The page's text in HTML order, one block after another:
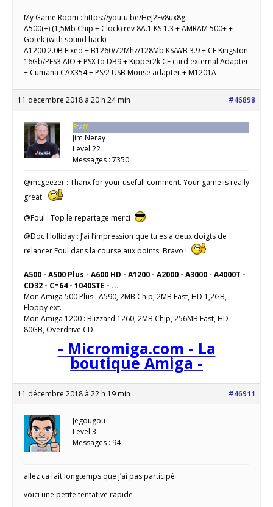
My Game Room : https://youtu.be/HeJ2Fv8ux8g
A500(+) (1,5Mb Chip + Clock) rev 8A.1 KS 1.3 + AMRAM 500+ +
Gotek (with sound hack)
A1200 2.0B Fixed + B1260/72Mhz/128Mb KS/WB 3.9 + CF Kingston
16Gb/PFS3 AIO + PSX to DB9 + Kipper2k CF card external Adapter
+ Cumana CAX354 + PS/2 USB Mouse adapter + M1201A
11 décembre 2018 à 20 h 24 min #46898
Staff
Jim Neray
Level 22
Messages : 7350
@mcgeezer : Thanx for your usefull comment. Your game is really
great.
@Foul : Top le repartage merci
@Doc Holliday : J’ai l’impression que tu es a deux doigts de
relancer Foul dans la course aux points. Bravo !
A500 - A500 Plus - A600 HD - A1200 - A2000 - A3000 - A4000T -
CD32 - C=64 - 1040STE - ...
Mon Amiga 500 Plus : A590, 2MB Chip, 2MB Fast, HD 1,2GB,
Floppy ext.
Mon Amiga 1200 : Blizzard 1260, 2MB Chip, 256MB Fast, HD
80GB, Overdrive CD
- Micromiga.com - La
boutique Amiga -
11 décembre 2018 à 22 h 19 min #46911
Jegougou
Level 3
Messages : 94
allez ca fait longtemps que j’ai pas participé
voici une petite tentative rapide